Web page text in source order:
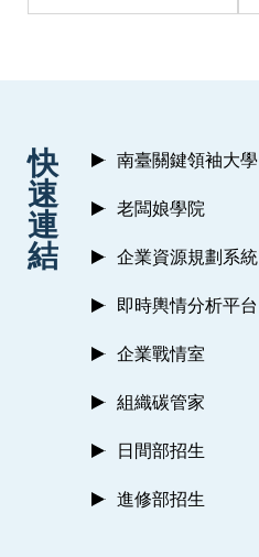
快
速
連
結
南臺關鍵領袖大學
老闆娘學院
企業資源規劃系統
即時輿情分析平台
企業戰情室
組織碳管家
日間部招生
進修部招生